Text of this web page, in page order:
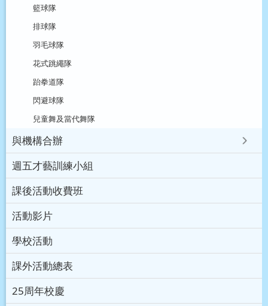
籃球隊
排球隊
羽毛球隊
花式跳繩隊
跆拳道隊
閃避球隊
兒童舞及當代舞隊
與機構合辦
週五才藝訓練小組
課後活動收費班
活動影片
學校活動
課外活動總表
25周年校慶